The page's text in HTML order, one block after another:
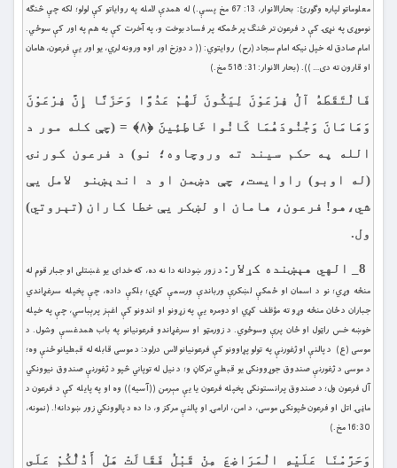
معلوماتو لپاره وګورئ: بحارالانوار، 13: 67 مخ پسې.) له همدې لامله په رواياتو كې لولو؛ لكه چې څنګه
نوموړی په نړۍ كې د فرعون تر څنګ پر ځمكه پر فساد بوخت و، په آخرت كې به هم په اور كې سوځي.
امام صادق له خپل نيكه امام سجاد (رح) روايتوي: (( د دوزخ اور اوه ورونه لري، يو اور يې فرعون، هامان
او قارون ته دى… )). (بحار الانوار: 31: 518 مخ.)
فَالْتَقَطَهُ آلُ فِرْعَوْنَ لِيَكُونَ لَهُمْ عَدُوًّا وَحَزَنًا إِنَّ فِرْعَوْنَ
وَهَامَانَ وَجُنُودَهُمَا كَانُوا خَاطِئِينَ ﴿۸﴾ = (چې كله مور د
الله په حكم سيند ته وروچاوه؛ نو) د فرعون كورنۍ
(له اوبو) راوايست، چې دښمن او د اندېښنو لامل يې
شي،هو! فرعون، هامان او لښكر يې خطا كاران (تېروتي)
ول.
د زور ښودانه دا نه ده، كه خداى يو غښتلى او جبار قوم له
منځه وړي؛ نو د اسمان او ځمكې لښكرې ورباندې ورسمې كړي؛ بلكې داده، چې پخپله سرغړاندي
جباران د ځان منځه وړو ته مؤظف كړي او دومره یې په زړونو او اندونو كې اغېز پرېباسي، چې په خپله
خوښه خس راټول او ځان پرې وسوځوي. د زورمټو او سرغړاندو فرعونيانو په باب همدغسې وشول. د
موسى (ع) د پالنې او ژغورنې په تولو پړاوونو كې فرعونيانو لاس درلود: د موسى قابله له قبطيانو ځنې وه؛
د موسى د ژغورنې صندوق جوړوونكى يو قبطي ترکاڼ و؛ د نيل له توپاني څپو د ژغورنې صندوق نيوونكي
آل فرعون ول؛ د صندوق پرانستونكى پخپله فرعون يا يې مېرمن ((آسيه)) وه او په پايله كې د فرعون د
ماڼۍ اتل او فرعون ځپونكی موسى، د امن، ارامۍ او پالنې مركز و، دا ده د پالوونكي زور ښودانه!. (نمونه،
16:30 مخ.)
وَحَرَّمْنَا عَلَيْهِ الْمَرَاضِعَ مِنْ قَبْلُ فَقَالَتْ هَلْ أَدُلُّكُمْ عَلَى